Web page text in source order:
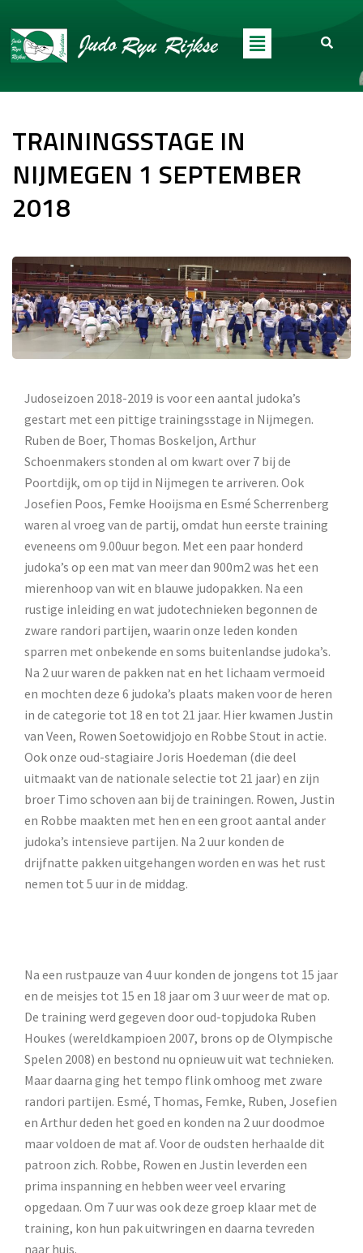
TRAININGSSTAGE IN
NIJMEGEN 1 SEPTEMBER
2018
Judoseizoen 2018-2019 is voor een aantal judoka’s
gestart met een pittige trainingsstage in Nijmegen.
Ruben de Boer, Thomas Boskeljon, Arthur
Schoenmakers stonden al om kwart over 7 bij de
Poortdijk, om op tijd in Nijmegen te arriveren. Ook
Josefien Poos, Femke Hooijsma en Esmé Scherrenberg
waren al vroeg van de partij, omdat hun eerste training
eveneens om 9.00uur begon. Met een paar honderd
judoka’s op een mat van meer dan 900m2 was het een
mierenhoop van wit en blauwe judopakken. Na een
rustige inleiding en wat judotechnieken begonnen de
zware randori partijen, waarin onze leden konden
sparren met onbekende en soms buitenlandse judoka’s.
Na 2 uur waren de pakken nat en het lichaam vermoeid
en mochten deze 6 judoka’s plaats maken voor de heren
in de categorie tot 18 en tot 21 jaar. Hier kwamen Justin
van Veen, Rowen Soetowidjojo en Robbe Stout in actie.
Ook onze oud-stagiaire Joris Hoedeman (die deel
uitmaakt van de nationale selectie tot 21 jaar) en zijn
broer Timo schoven aan bij de trainingen. Rowen, Justin
en Robbe maakten met hen en een groot aantal ander
judoka’s intensieve partijen. Na 2 uur konden de
drijfnatte pakken uitgehangen worden en was het rust
nemen tot 5 uur in de middag.
Na een rustpauze van 4 uur konden de jongens tot 15 jaar
en de meisjes tot 15 en 18 jaar om 3 uur weer de mat op.
De training werd gegeven door oud-topjudoka Ruben
Houkes (wereldkampioen 2007, brons op de Olympische
Spelen 2008) en bestond nu opnieuw uit wat technieken.
Maar daarna ging het tempo flink omhoog met zware
randori partijen. Esmé, Thomas, Femke, Ruben, Josefien
en Arthur deden het goed en konden na 2 uur doodmoe
maar voldoen de mat af. Voor de oudsten herhaalde dit
patroon zich. Robbe, Rowen en Justin leverden een
prima inspanning en hebben weer veel ervaring
opgedaan. Om 7 uur was ook deze groep klaar met de
training, kon hun pak uitwringen en daarna tevreden
naar huis.